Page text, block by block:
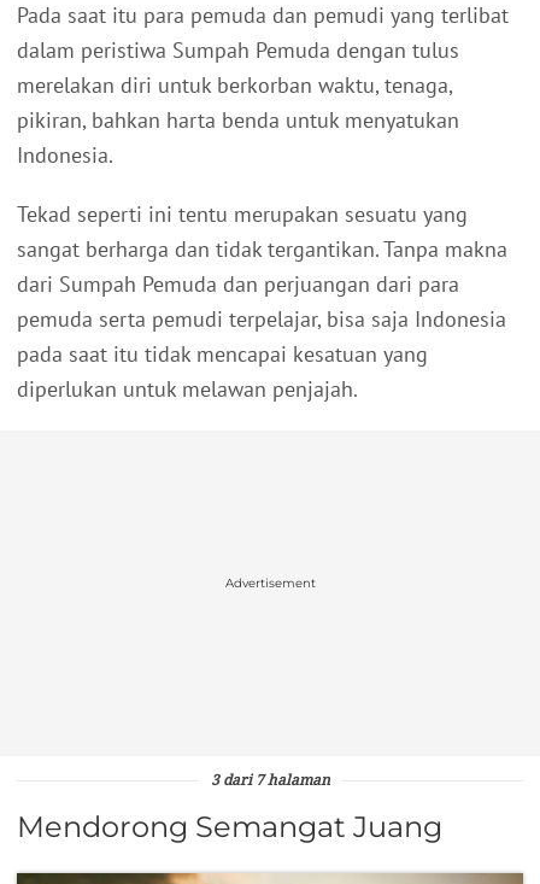
Pada saat itu para pemuda dan pemudi yang terlibat
dalam peristiwa Sumpah Pemuda dengan tulus
merelakan diri untuk berkorban waktu, tenaga,
pikiran, bahkan harta benda untuk menyatukan
Indonesia.
Tekad seperti ini tentu merupakan sesuatu yang
sangat berharga dan tidak tergantikan. Tanpa makna
dari Sumpah Pemuda dan perjuangan dari para
pemuda serta pemudi terpelajar, bisa saja Indonesia
pada saat itu tidak mencapai kesatuan yang
diperlukan untuk melawan penjajah.
Advertisement
3 dari 7 halaman
Mendorong Semangat Juang